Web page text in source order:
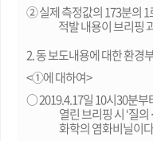
② 실제 측정값의 173분의
적발 내용이 브리핑
2. 동 보도내용에 대한 환경
<①에 대하여>
○ 2019.4.17일 10시30분부
열린 브리핑 시 ‘질
화학의 염화비닐이